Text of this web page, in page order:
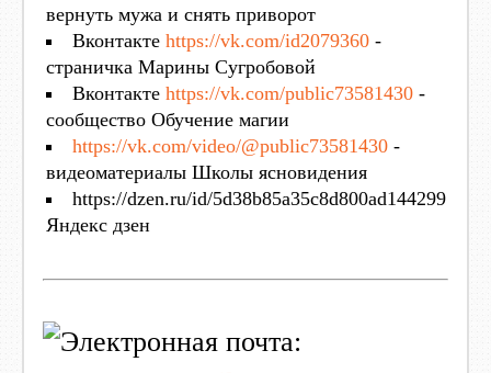
вернуть мужа и снять приворот
Вконтакте https://vk.com/id2079360 -
страничка Марины Сугробовой
Вконтакте https://vk.com/public73581430 -
сообщество Обучение магии
https://vk.com/video/@public73581430 -
видеоматериалы Школы ясновидения
https://dzen.ru/id/5d38b85a35c8d800ad144299
Яндекс дзен